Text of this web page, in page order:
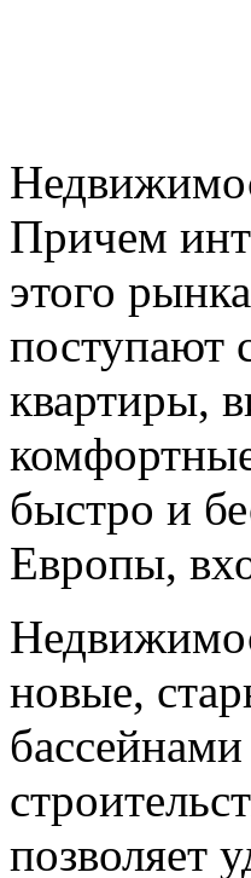
Причем
этого
поступают
квартиры,
быстро и
Европы,
новые,
позволяет